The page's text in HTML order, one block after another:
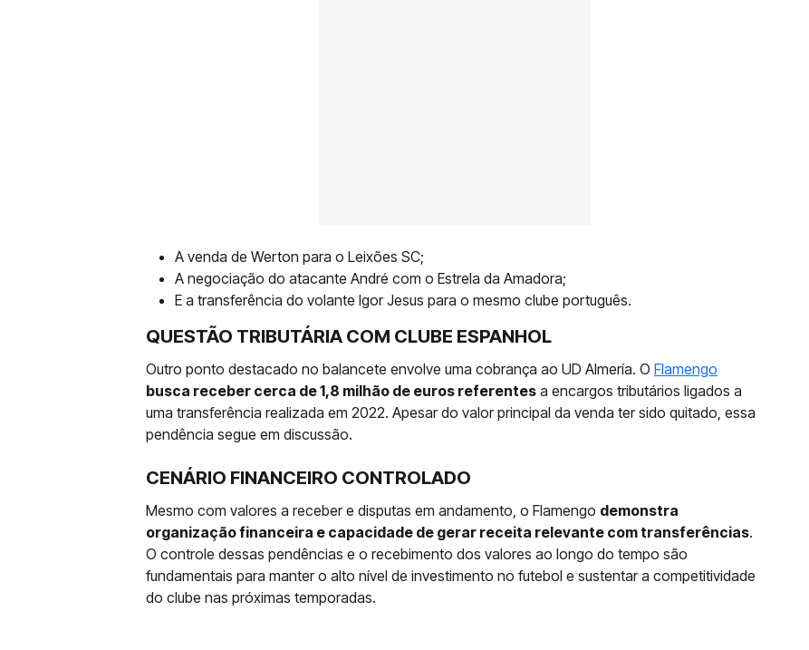
A venda de Werton para o Leixões SC;
A negociação do atacante André com o Estrela da Amadora;
E a transferência do volante Igor Jesus para o mesmo clube português.
QUESTÃO TRIBUTÁRIA COM CLUBE ESPANHOL
Outro ponto destacado no balancete envolve uma cobrança ao UD Almería. O Flamengo
busca receber cerca de 1,8 milhão de euros referentes a encargos tributários ligados a
uma transferência realizada em 2022. Apesar do valor principal da venda ter sido quitado, essa
pendência segue em discussão.
CENÁRIO FINANCEIRO CONTROLADO
Mesmo com valores a receber e disputas em andamento, o Flamengo demonstra
organização financeira e capacidade de gerar receita relevante com transferências.
O controle dessas pendências e o recebimento dos valores ao longo do tempo são
fundamentais para manter o alto nível de investimento no futebol e sustentar a competitividade
do clube nas próximas temporadas.